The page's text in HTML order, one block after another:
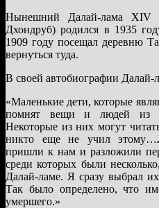
Нынешний Далай-лама XIV
Дхондруб) родился в 1935
1909 году посещал деревню
вернуться туда.
В своей автобиографии
«Маленькие дети, которые
помнят вещи и людей из
Некоторые из них могут
никто еще не учил
пришли к нам и разложили
среди которых были
Далай‑ламе. Я сразу выбрал
Так было определено, что
умершего.»